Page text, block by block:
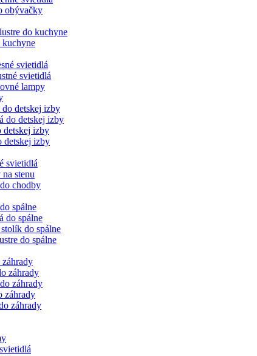
obývačky
do kuchyne
kuchyne
svietidlá
svietidlá
lampy
do detskej izby
do detskej izby
detskej izby
detskej izby
svietidlá
stenu
chodby
spálne
do spálne
do spálne
do spálne
záhrady
záhrady
záhrady
záhrady
záhrady